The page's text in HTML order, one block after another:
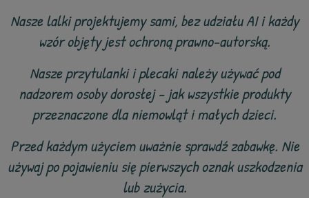
Nasze lalki projektujemy sami, bez udziału AI i każdy
wzór objęty jest ochroną prawno-autorską.
Nasze przytulanki i plecaki należy używać pod
nadzorem osoby dorosłej - jak wszystkie produkty
przeznaczone dla niemowląt i małych dzieci.
Przed każdym użyciem uważnie sprawdź zabawkę. Nie
używaj po pojawieniu się pierwszych oznak uszkodzenia
lub zużycia.